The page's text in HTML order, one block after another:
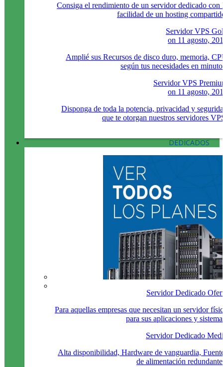
Consiga el rendimiento de un servidor dedicado con
facilidad de un hosting
Servidor VPS
on 11 agosto,
Amplié sus Recursos de disco duro, memoria,
según tus necesidades en
Servidor VPS
on 11 agosto,
Disponga de toda la potencia, privacidad y
que te otorgan nuestros servidores
DEDICADOS
Servidor Dedicado
Para aquellas empresas que necesitan un servidor
para sus aplicaciones y
Servidor Dedicado
Alta disponibilidad, Hardware de vanguardia,
de alimentación